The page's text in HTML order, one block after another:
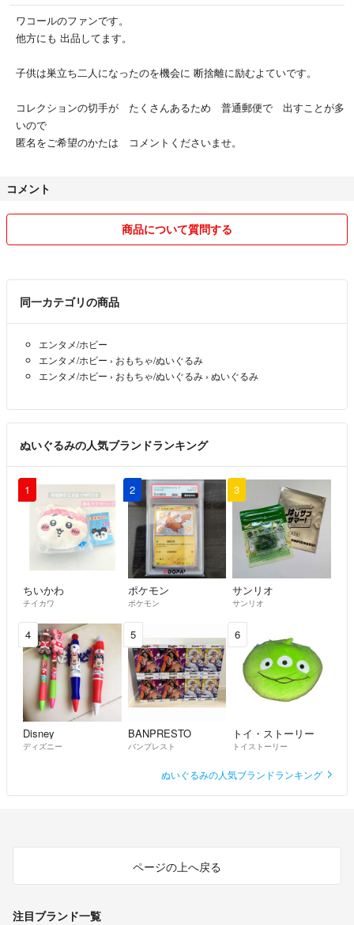
ワコールのファンです。
他方にも 出品してます。
子供は巣立ち二人になったのを機会に 断捨離に励むよていです。
コレクションの切手が たくさんあるため 普通郵便で 出すことが多
いので
匿名をご希望のかたは コメントくださいませ。
コメント
商品について質問する
同一カテゴリの商品
エンタメ/ホビー
エンタメ/ホビー › おもちゃ/ぬいぐるみ
エンタメ/ホビー › おもちゃ/ぬいぐるみ › ぬいぐるみ
ぬいぐるみの人気ブランドランキング
1
ちいかわ
チイカワ
2
ポケモン
ポケモン
3
サンリオ
サンリオ
4
Disney
ディズニー
5
BANPRESTO
バンプレスト
6
トイ・ストーリー
トイストーリー
ぬいぐるみの人気ブランドランキング
ページの上へ戻る
注目ブランド一覧